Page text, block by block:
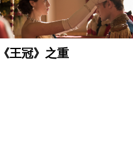
《王冠》之重